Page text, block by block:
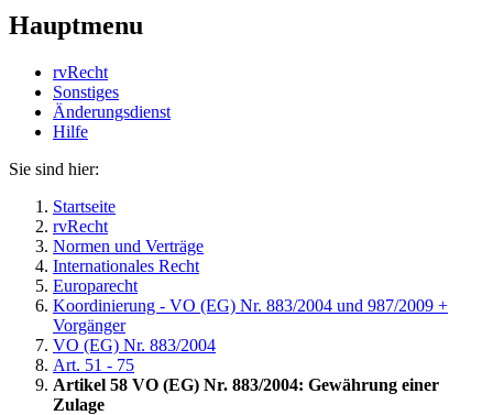
Hauptmenu
rvRecht
Sonstiges
Änderungsdienst
Hil­fe
Sie sind hier:
Startseite
rvRecht
Normen und Verträge
Internationales Recht
Europarecht
Koordinierung - VO (EG) Nr. 883/2004 und 987/2009 +
Vorgänger
VO (EG) Nr. 883/2004
Art. 51 - 75
Artikel 58 VO (EG) Nr. 883/2004: Gewährung einer
Zulage